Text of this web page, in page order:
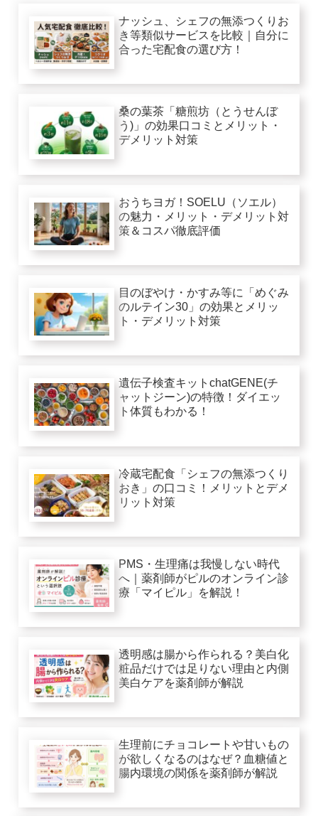
ナッシュ、シェフの無添つくりお
き等類似サービスを比較｜自分に
合った宅配食の選び方！
桑の葉茶「糖煎坊（とうせんぼ
う)」の効果口コミとメリット・
デメリット対策
おうちヨガ！SOELU（ソエル）
の魅力・メリット・デメリット対
策＆コスパ徹底評価
目のぼやけ・かすみ等に「めぐみ
のルテイン30」の効果とメリッ
ト・デメリット対策
遺伝子検査キットchatGENE(チ
ャットジーン)の特徴！ダイエッ
ト体質もわかる！
冷蔵宅配食「シェフの無添つくり
おき」の口コミ！メリットとデメ
リット対策
PMS・生理痛は我慢しない時代
へ｜薬剤師がピルのオンライン診
療「マイピル」を解説！
透明感は腸から作られる？美白化
粧品だけでは足りない理由と内側
美白ケアを薬剤師が解説
生理前にチョコレートや甘いもの
が欲しくなるのはなぜ？血糖値と
腸内環境の関係を薬剤師が解説